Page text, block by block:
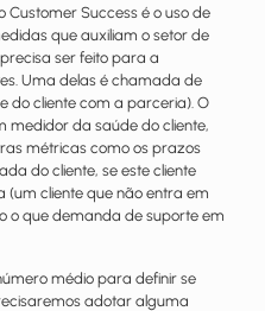
Success é o uso de
que auxiliam o setor de
ser feito para a
Uma delas é chamada de
do cliente com a parceria). O
medidor da saúde do cliente,
métricas como os prazos
do cliente, se este cliente
(um cliente que não entra em
o que demanda de suporte em
médio para definir se
adotar alguma